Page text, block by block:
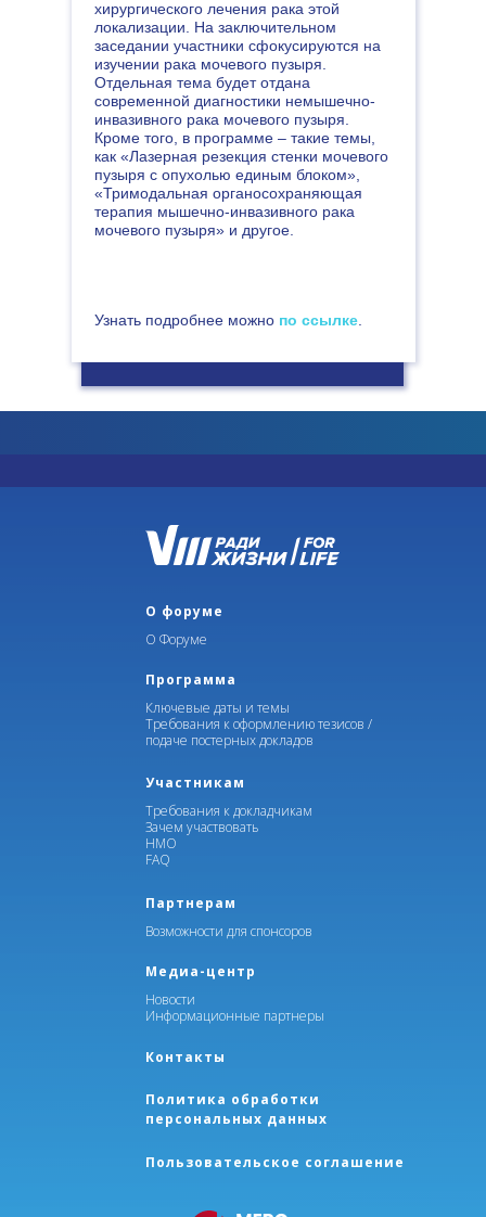
пищевода, легкого и средостения.
Основное внимание планируем уделить
малоинвазивной хирургии, современному
направлению в хирургии злокачественных
новообразований.
Этот подход появился в
торакоабдоминальной онкохирургии
позже, чем в других направлениях
хирургии, поэтому тема требует
повышенного внимания и обсуждения в
рассмотрены чисто практические
торакоабдоминальной хирургии, это в
развивающихся направлений. Также в
поле зрения делегатов попадут
терапии при опухолях легких (кибернож). В
программе Конгресса заявлены факторы
пациентов и вообще весь комплекс
вопросов, наиболее интересных для
хирургической онкологии.
Будем рады видеть Вас в числе
участников Конгресса!
ПОДРОБНЕЕ
хирургического лечения рака этой
локализации. На заключительном
заседании участники сфокусируются на
изучении рака мочевого пузыря.
Отдельная тема будет отдана
современной диагностики немышечно-
инвазивного рака мочевого пузыря.
Кроме того, в программе – такие темы,
как «Лазерная резекция стенки мочевого
пузыря с опухолью единым блоком»,
«Тримодальная органосохраняющая
терапия мышечно-инвазивного рака
мочевого пузыря» и другое.
Узнать подробнее можно по ссылке
О форуме
О Форуме
Программа
Ключевые даты и темы
Требования к оформлению тезисов /
подаче постерных докладов
Участникам
Требования к докладчикам
Зачем участвовать
НМО
FAQ
Партнерам
Возможности для спонсоров
Медиа-центр
Новости
Информационные партнеры
Контакты
Пользовательское соглашение
Политика обработки
персональных данных